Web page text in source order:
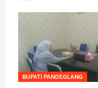
BUPATI PANDEGLANG